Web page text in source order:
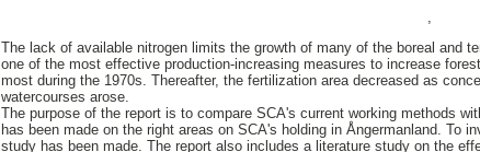
The lack of available nitrogen limits the growth of many of the boreal and
one of the most effective production-increasing measures to increase
most during the 1970s. Thereafter, the fertilization area decreased as
watercourses arose.
The purpose of the report is to compare SCA's current working methods
has been made on the right areas on SCA's holding in Ångermanland. To
study has been made. The report also includes a literature study on the